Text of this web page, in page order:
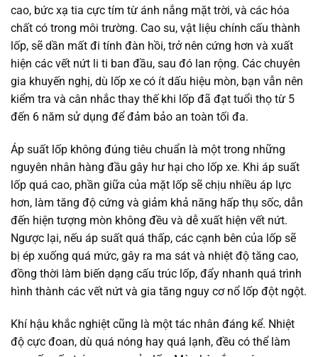
cao, bức xạ tia cực tím từ ánh nắng mặt trời, và các hóa
chất có trong môi trường. Cao su, vật liệu chính cấu thành
lốp, sẽ dần mất đi tính đàn hồi, trở nên cứng hơn và xuất
hiện các vết nứt li ti ban đầu, sau đó lan rộng. Các chuyên
gia khuyến nghị, dù lốp xe có ít dấu hiệu mòn, bạn vẫn nên
kiểm tra và cân nhắc thay thế khi lốp đã đạt tuổi thọ từ 5
đến 6 năm sử dụng để đảm bảo an toàn tối đa.
Áp suất lốp không đúng tiêu chuẩn là một trong những
nguyên nhân hàng đầu gây hư hại cho lốp xe. Khi áp suất
lốp quá cao, phần giữa của mặt lốp sẽ chịu nhiều áp lực
hơn, làm tăng độ cứng và giảm khả năng hấp thụ sốc, dẫn
đến hiện tượng mòn không đều và dễ xuất hiện vết nứt.
Ngược lại, nếu áp suất quá thấp, các cạnh bên của lốp sẽ
bị ép xuống quá mức, gây ra ma sát và nhiệt độ tăng cao,
đồng thời làm biến dạng cấu trúc lốp, đẩy nhanh quá trình
hình thành các vết nứt và gia tăng nguy cơ nổ lốp đột ngột.
Khí hậu khắc nghiệt cũng là một tác nhân đáng kể. Nhiệt
độ cực đoan, dù quá nóng hay quá lạnh, đều có thể làm